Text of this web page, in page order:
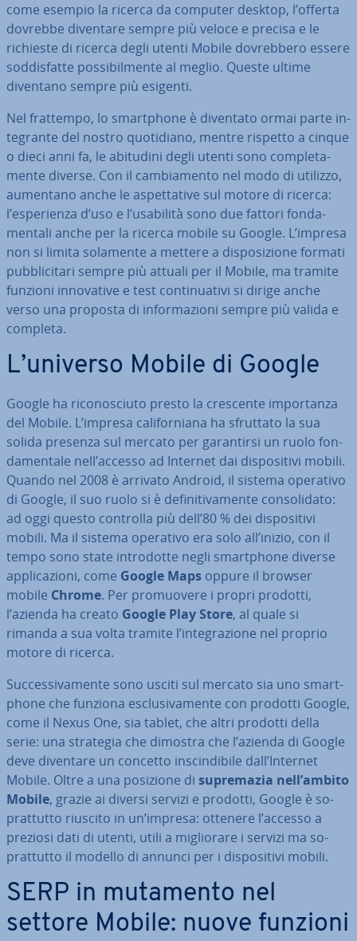
come esempio la ricerca da computer desktop, l’offerta
dovrebbe diventare sempre più veloce e precisa e le
richieste di ricerca degli utenti Mobile do­vreb­be­ro essere
sod­di­sfat­te pos­si­bil­men­te al meglio. Queste ultime
diventano sempre più esigenti.
Nel frattempo, lo smart­pho­ne è diventato ormai parte in­
te­gran­te del nostro quo­ti­dia­no, mentre rispetto a cinque
o dieci anni fa, le abitudini degli utenti sono com­ple­ta­
men­te diverse. Con il cam­bia­men­to nel modo di utilizzo,
aumentano anche le aspet­ta­ti­ve sul motore di ricerca:
l’espe­rien­za d’uso e l’usabilità sono due fattori fon­da­
men­ta­li anche per la ricerca mobile su Google. L’impresa
non si limita solamente a mettere a di­spo­si­zio­ne formati
pub­bli­ci­ta­ri sempre più attuali per il Mobile, ma tramite
funzioni in­no­va­ti­ve e test con­ti­nua­ti­vi si dirige anche
verso una proposta di in­for­ma­zio­ni sempre più valida e
completa.
L’universo Mobile di Google
Google ha ri­co­no­sciu­to presto la crescente im­por­tan­za
del Mobile. L’impresa ca­li­for­nia­na ha sfruttato la sua
solida presenza sul mercato per ga­ran­tir­si un ruolo fon­
da­men­ta­le nell’accesso ad Internet dai di­spo­si­ti­vi mobili.
Quando nel 2008 è arrivato Android, il sistema operativo
di Google, il suo ruolo si è de­fi­ni­ti­va­men­te con­so­li­da­to:
ad oggi questo controlla più dell’80 % dei di­spo­si­ti­vi
mobili. Ma il sistema operativo era solo all’inizio, con il
tempo sono state in­tro­dot­te negli smart­pho­ne diverse
ap­pli­ca­zio­ni, come Google Maps oppure il browser
mobile Chrome. Per pro­muo­ve­re i propri prodotti,
l’azienda ha creato Google Play Store, al quale si
rimanda a sua volta tramite l’in­te­gra­zio­ne nel proprio
motore di ricerca.
Suc­ces­si­va­men­te sono usciti sul mercato sia uno smart­
pho­ne che funziona esclu­si­va­men­te con prodotti Google,
come il Nexus One, sia tablet, che altri prodotti della
serie: una strategia che dimostra che l’azienda di Google
deve diventare un concetto in­scin­di­bi­le dall’Internet
Mobile. Oltre a una posizione di su­pre­ma­zia nell’ambito
Mobile, grazie ai diversi servizi e prodotti, Google è so­
prat­tut­to riuscito in un’impresa: ottenere l’accesso a
preziosi dati di utenti, utili a mi­glio­ra­re i servizi ma so­
prat­tut­to il modello di annunci per i di­spo­si­ti­vi mobili.
SERP in mutamento nel
settore Mobile: nuove funzioni